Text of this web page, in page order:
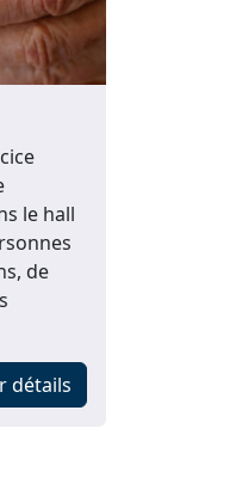
le hall
de
détails